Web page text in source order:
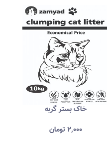
خاک بستر گربه
۲,۰۰۰تومان